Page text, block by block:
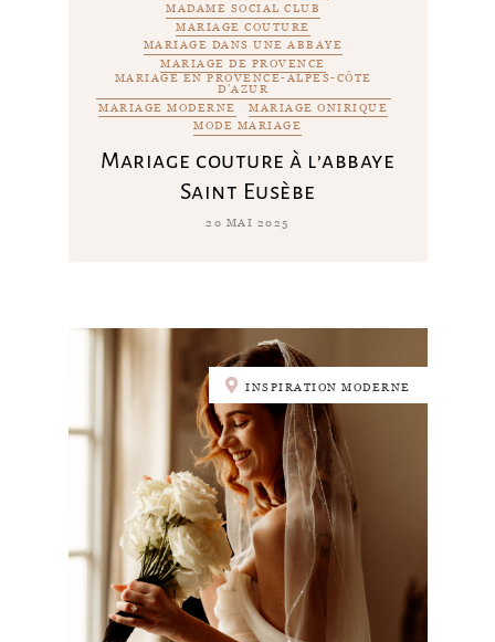
MADAME SOCIAL CLUB
MARIAGE COUTURE
MARIAGE DANS UNE ABBAYE
MARIAGE DE PROVENCE
MARIAGE EN PROVENCE-ALPES-CÔTE
D'AZUR
MARIAGE MODERNE
MARIAGE ONIRIQUE
MODE MARIAGE
Mariage couture à l’abbaye
Saint Eusèbe
20 MAI 2025
INSPIRATION MODERNE